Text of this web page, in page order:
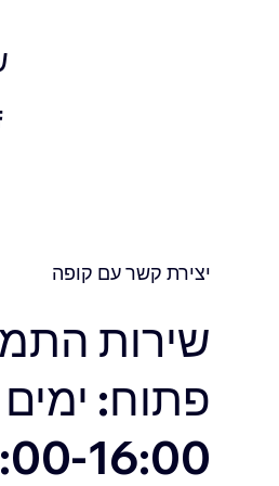
יצירת קשר עם קופה
שירות
פתוח:
16:00